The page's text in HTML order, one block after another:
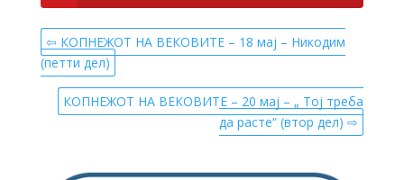
⇦ КОПНЕЖОТ НА ВЕКОВИТЕ – 18 мај – Никодим
(петти дел)
КОПНЕЖОТ НА ВЕКОВИТЕ – 20 мај – „ Тој треба
да расте“ (втор дел) ⇨